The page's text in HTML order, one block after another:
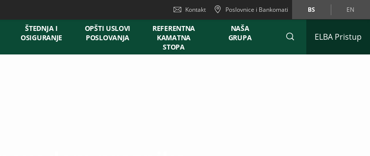
Kontakt Poslovnice i Bankomati BS EN
ŠTEDNJA I
OSIGURANJE
OPŠTI USLOVI
POSLOVANJA
REFERENTNA
KAMATNA
STOPA
NAŠA
GRUPA
ELBA Pristup